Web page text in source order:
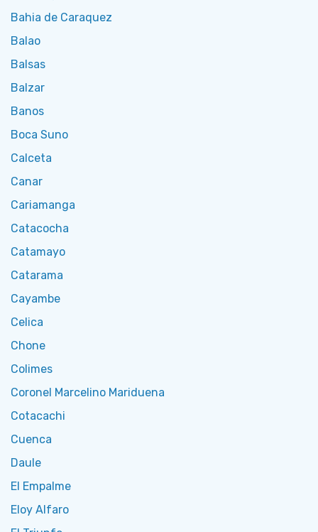
Bahia de Caraquez
Balao
Balsas
Balzar
Banos
Boca Suno
Calceta
Canar
Cariamanga
Catacocha
Catamayo
Catarama
Cayambe
Celica
Chone
Colimes
Coronel Marcelino Mariduena
Cotacachi
Cuenca
Daule
El Empalme
Eloy Alfaro